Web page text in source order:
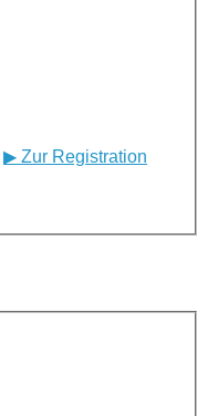
▶ Zur Registration